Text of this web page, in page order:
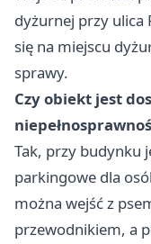
dyżurnej przy ulica
się na miejscu
sprawy.
Czy obiekt jest
Tak, przy budynku
parkingowe dla
można wejść z
przewodnikiem, a